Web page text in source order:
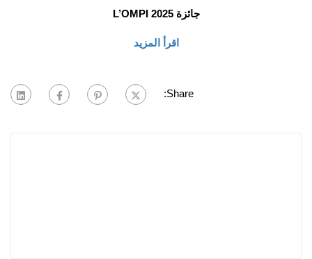
جائزة L’OMPI 2025
اقرأ المزيد
Share: